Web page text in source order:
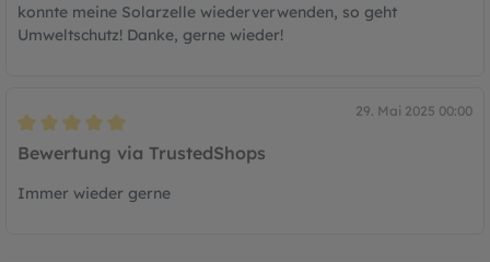
konnte meine Solarzelle wiederverwenden, so geht
Umweltschutz! Danke, gerne wieder!
29. Mai 2025 00:00
Bewertung mit 5 von 5 Sternen
Bewertung via TrustedShops
Immer wieder gerne